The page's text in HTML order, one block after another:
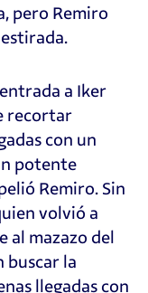
pero Remiro
a Iker
recortar
con un
potente
Remiro. Sin
volvió a
al mazazo del
buscar la
llegadas con